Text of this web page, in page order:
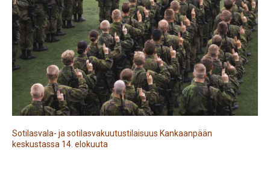
Sotilasvala- ja sotilasvakuutustilaisuus Kankaanpään
keskustassa 14. elokuuta